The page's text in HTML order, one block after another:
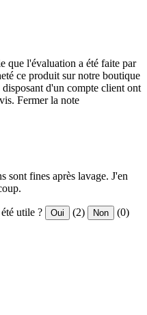
que l'évaluation a été faite par
ce produit sur notre boutique
d'un compte client ont
Fermer la note
sont fines après lavage. J'en
utile ? Oui (2) Non (0)